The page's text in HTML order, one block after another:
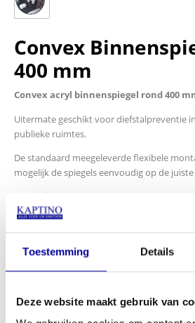
Toestemming Details
Deze website maakt gebruik van
Convex
400 mm
Convex acryl binnenspiegel rond 400
Uitermate geschikt voor diefstalpreventie
publieke ruimtes.
De standaard meegeleverde flexibele
mogelijk de spiegels eenvoudig op de
Rond
Afmetingen: 400 mm
INCL BTW: €77,95
In mijn